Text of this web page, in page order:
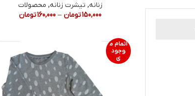
زنانه, تیشرت زنانه, محصولات
150,000تومان –
160,000تومان
اتمام م
وجود
ی